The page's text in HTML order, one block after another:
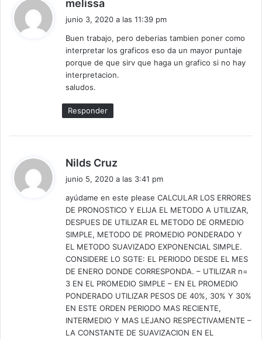
melissa
e
junio 3, 2020 a las 11:39 pm
Buen trabajo, pero deberias tambien poner como
interpretar los graficos eso da un mayor puntaje
porque de que sirv que haga un grafico si no hay
interpretacion.
saludos.
Responder
Nilds Cruz
e
:
junio 5, 2020 a las 3:41 pm
ayúdame en este please CALCULAR LOS ERRORES
DE PRONOSTICO Y ELIJA EL METODO A UTILIZAR,
DESPUES DE UTILIZAR EL METODO DE ORMEDIO
SIMPLE, METODO DE PROMEDIO PONDERADO Y
EL METODO SUAVIZADO EXPONENCIAL SIMPLE.
CONSIDERE LO SGTE: EL PERIODO DESDE EL MES
DE ENERO DONDE CORRESPONDA. – UTILIZAR n=
3 EN EL PROMEDIO SIMPLE – EN EL PROMEDIO
PONDERADO UTILIZAR PESOS DE 40%, 30% Y 30%
EN ESTE ORDEN PERIODO MAS RECIENTE,
INTERMEDIO Y MAS LEJANO RESPECTIVAMENTE –
LA CONSTANTE DE SUAVIZACION EN EL